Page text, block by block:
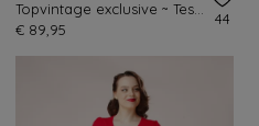
€ 89,95
44